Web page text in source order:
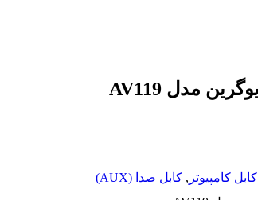
کابل کامپیوتر , کابل صدا (AUX)